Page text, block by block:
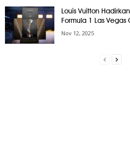
Louis Vuitton
Formula 1 Las Vegas
Nov 12, 2025